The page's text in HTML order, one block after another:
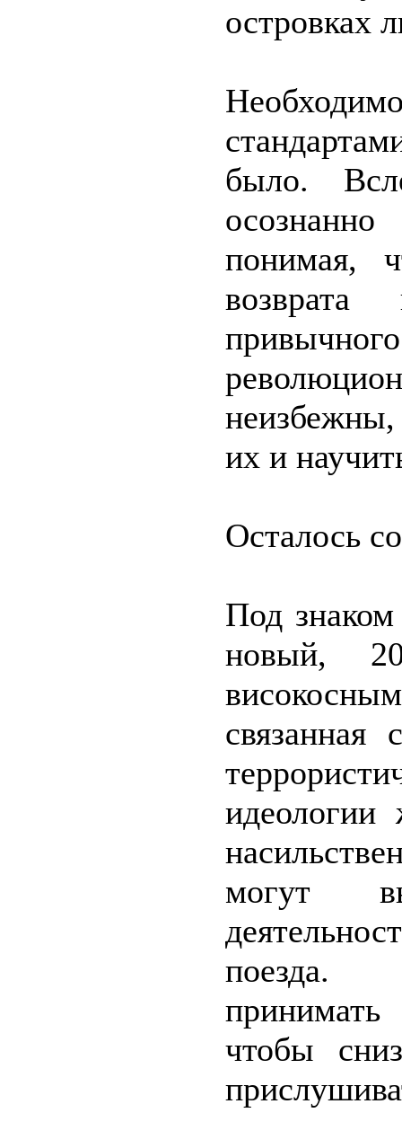
островках
было.
понимая,
их и
Осталось
Под
новый,
идеологии
могут
поезда.
чтобы